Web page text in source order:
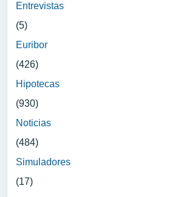
Entrevistas
(5)
Euribor
(426)
Hipotecas
(930)
Noticias
(484)
Simuladores
(17)